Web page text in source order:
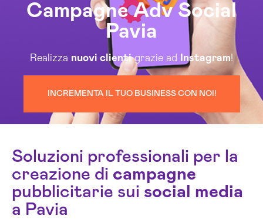
Campagne Adv Social
Pavia
Realizza nuovi clientigrazie ad Instagram!
INCREMENTA IL TUO BUSINESS CON NOI!
Soluzioni professionali per la
creazione di campagne
pubblicitarie sui social media
a Pavia